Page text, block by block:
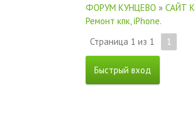
ФОРУМ КУНЦЕВО » САЙТ
Ремонт кпк, iPhone.
Страница 1 из 1 1